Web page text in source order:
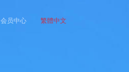
会员中心 繁體中文